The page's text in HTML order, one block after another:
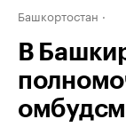
Башкортостан
В